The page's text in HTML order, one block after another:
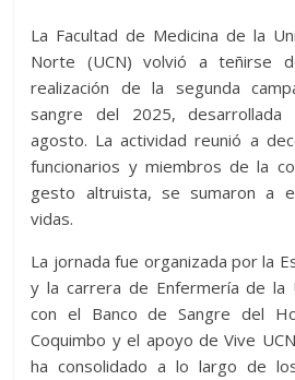
La Facultad de Medicina de la
Norte (UCN) volvió a teñirse
realización de la segunda
sangre del 2025,
agosto. La actividad reunió a
funcionarios y miembros de la
gesto altruista, se sumaron a
vidas.
La jornada fue organizada por la
y la carrera de Enfermería de la
con el Banco de Sangre del
Coquimbo y el apoyo de Vive
ha consolidado a lo largo de